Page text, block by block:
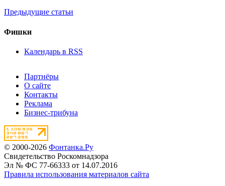
Предыдущие статьи
Фишки
Календарь в RSS
Партнёры
О сайте
Контакты
Реклама
Бизнес-трибуна
© 2000-2026 Фонтанка.Ру
Свидетельство Роскомнадзора
Эл № ФС 77-66333 от 14.07.2016
Правила использования материалов сайта